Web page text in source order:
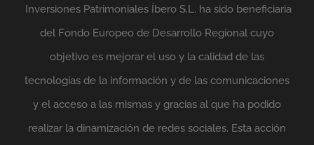
Inversiones Patrimoniales Íbero S.L. ha sido beneficiaria
del Fondo Europeo de Desarrollo Regional cuyo
objetivo es mejorar el uso y la calidad de las
tecnologías de la información y de las comunicaciones
y el acceso a las mismas y gracias al que ha podido
realizar la dinamización de redes sociales. Esta acción